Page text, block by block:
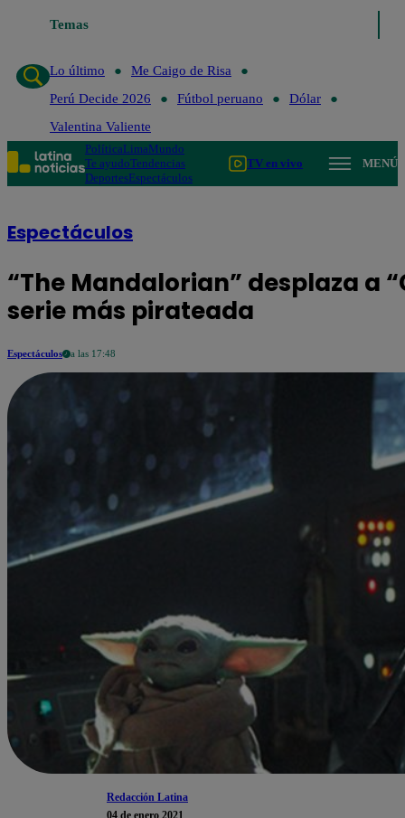
Temas
Lo último
Me Caigo de Risa
Perú Decide 2026
Fútbol peruano
Dólar
Valentina Valiente
PolíticaLimaMundo
Te ayudoTendencias
DeportesEspectáculos
TV en vivo MENÚ
Espectáculos
“The Mandalorian” desplaza a
serie más pirateada
Espectáculos a las 17:48
Redacción Latina
04 de enero 2021